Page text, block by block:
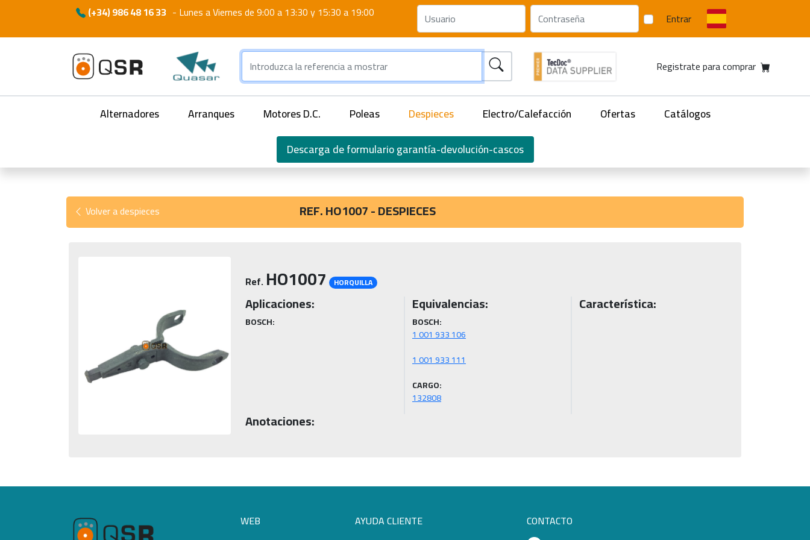
(+34) 986 48 16 33 - Lunes a Viernes de 9:00 a 13:30 y 15:30 a 19:00 Entrar
Registrate para comprar
Alternadores Arranques Motores D.C. Poleas Despieces Electro/Calefacción Ofertas
Catálogos
Descarga de formulario garantía-devolución-cascos
Volver a despieces REF. HO1007 - DESPIECES
Ref. HO1007 HORQUILLA
Aplicaciones:
BOSCH:
Equivalencias:
BOSCH:
1 001 933 106
1 001 933 111
CARGO:
132808
Característica:
Anotaciones:
WEB
AYUDA CLIENTE
CONTACTO